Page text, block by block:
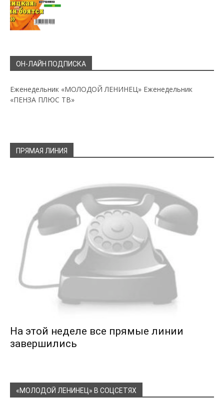
ОН-ЛАЙН ПОДПИСКА
Еженедельник «МОЛОДОЙ ЛЕНИНЕЦ» Еженедельник
«ПЕНЗА ПЛЮС ТВ»
ПРЯМАЯ ЛИНИЯ
На этой неделе все прямые линии
завершились
«МОЛОДОЙ ЛЕНИНЕЦ» В СОЦСЕТЯХ